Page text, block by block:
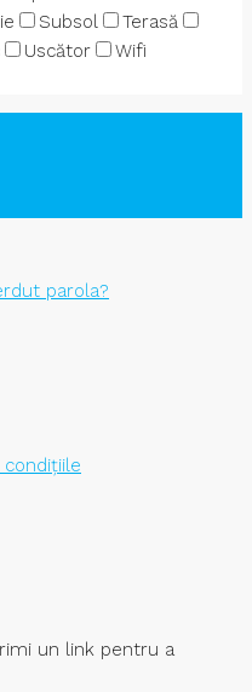
Subsol
Terasă
Uscător
Wifi
parola?
condițiile
un link pentru a